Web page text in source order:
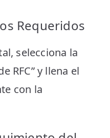
Requeridos
selecciona la
RFC” y llena el
con la